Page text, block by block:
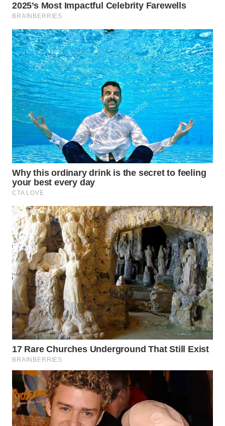
WN
WN
BALI
WN
KALBAR
WN
KALTENG
WN
KALTARA
WN
KALSEL
WN
KALTIM
WN
SULSEL
WN
GORONTALO
WN
SULUT
WN
MALUKU
WN